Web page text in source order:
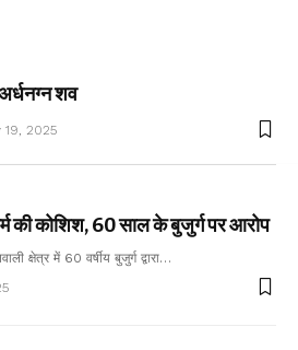
शव
19, 2025
की कोशिश, 60 साल के बुजुर्ग पर आरोप
क्षेत्र में 60 वर्षीय बुजुर्ग द्वारा…